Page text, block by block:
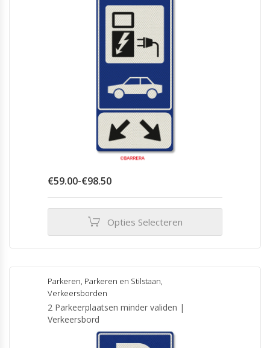
€59.00-€98.50Prijsklasse:
€98.50
Opties Selecteren
heeft
meerdere
variaties.
optie
kan
Parkeren, Parkeren en Stilstaan,
Verkeersborden
2 Parkeerplaatsen minder validen |
Verkeersbord